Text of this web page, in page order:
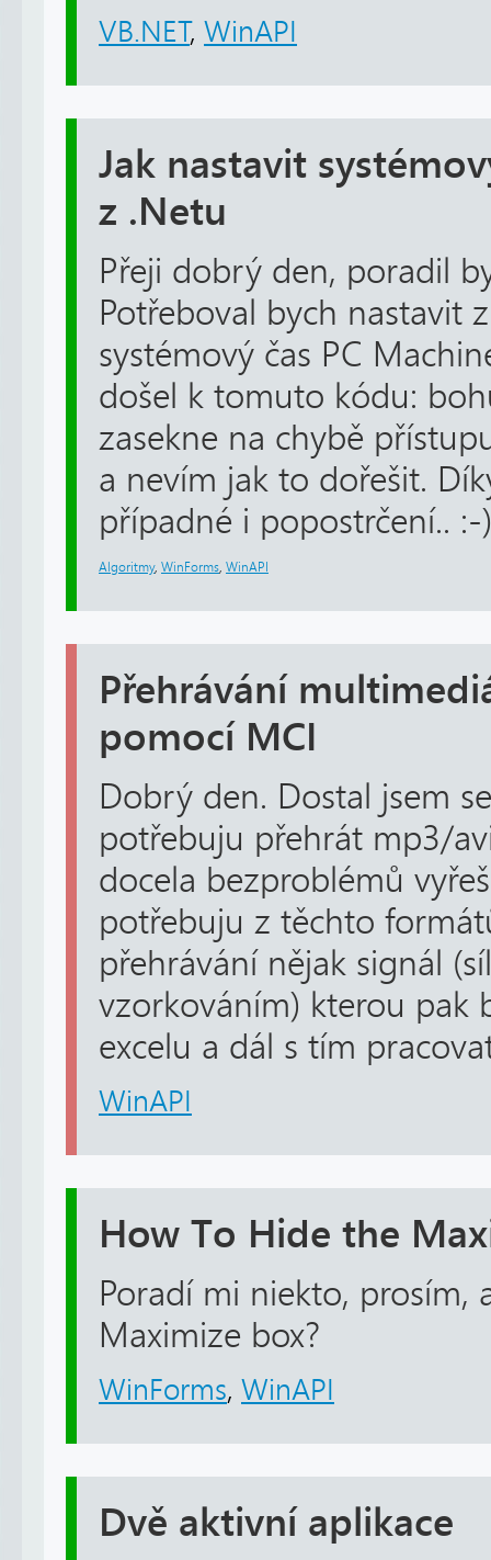
VB.NET, WinAPI
Jak nastavit
z .Netu
Přeji dobrý den, poradil
Potřeboval bych nastavit
systémový čas PC
došel k tomuto kódu:
zasekne na chybě
a nevím jak to dořešit.
případné i popostrčení.. :-
Algoritmy, WinForms WinAPI
Přehrávání
pomocí MCI
Dobrý den. Dostal jsem
potřebuju přehrát mp3/
docela bezproblémů
potřebuju z těchto
přehrávání nějak signál
vzorkováním) kterou pak
excelu a dál s tím
WinAPI
How To Hide the
Poradí mi niekto,
Maximize box?
WinForms, WinAPI
Dvě aktivní aplikace